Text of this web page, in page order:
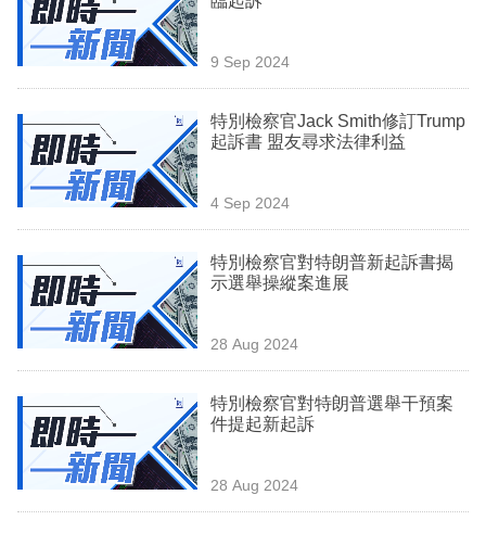
時
事
訂
閱
9 Sep 2024
特別檢察官Jack Smith修訂Trump
起訴書 盟友尋求法律利益
4 Sep 2024
特別檢察官對特朗普新起訴書揭
示選舉操縱案進展
28 Aug 2024
特別檢察官對特朗普選舉干預案
件提起新起訴
28 Aug 2024